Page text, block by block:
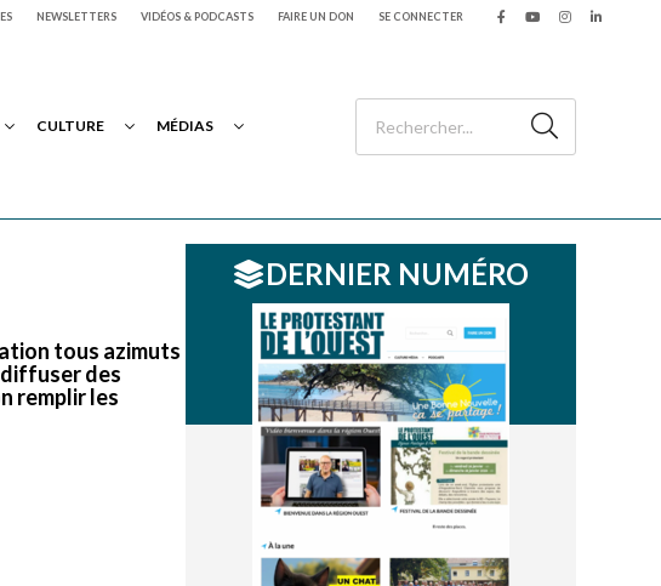
NEWSLETTERS VIDÉOS & PODCASTS FAIRE UN DON SE CONNECTER
CULTURE MÉDIAS
tous azimuts
des
remplir les
DERNIER NUMÉRO